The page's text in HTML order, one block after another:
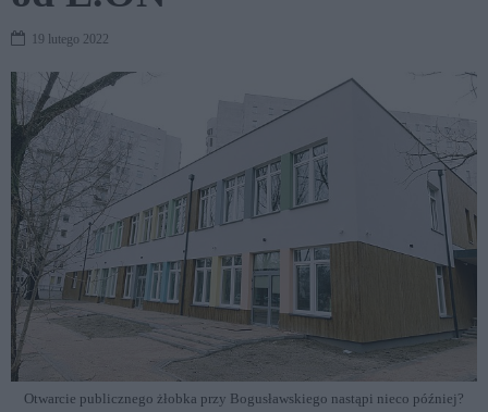
19 lutego 2022
Otwarcie publicznego żłobka przy Bogusławskiego nastąpi nieco później?